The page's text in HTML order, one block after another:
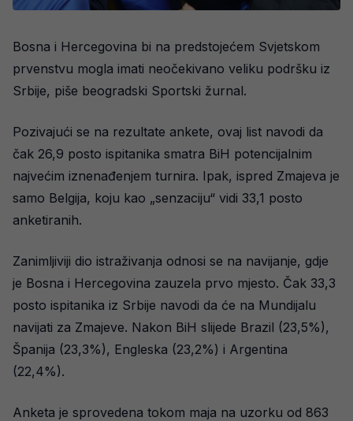
Bosna i Hercegovina bi na predstojećem Svjetskom
prvenstvu mogla imati neočekivano veliku podršku iz
Srbije, piše beogradski Sportski žurnal.
Pozivajući se na rezultate ankete, ovaj list navodi da
čak 26,9 posto ispitanika smatra BiH potencijalnim
najvećim iznenađenjem turnira. Ipak, ispred Zmajeva je
samo Belgija, koju kao „senzaciju“ vidi 33,1 posto
anketiranih.
Zanimljiviji dio istraživanja odnosi se na navijanje, gdje
je Bosna i Hercegovina zauzela prvo mjesto. Čak 33,3
posto ispitanika iz Srbije navodi da će na Mundijalu
navijati za Zmajeve. Nakon BiH slijede Brazil (23,5%),
Španija (23,3%), Engleska (23,2%) i Argentina
(22,4%).
Anketa je sprovedena tokom maja na uzorku od 863